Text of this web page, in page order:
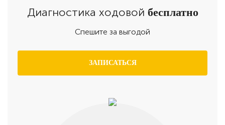
Диагностика ходовой бесплатно
Спешите за выгодой
ЗАПИСАТЬСЯ